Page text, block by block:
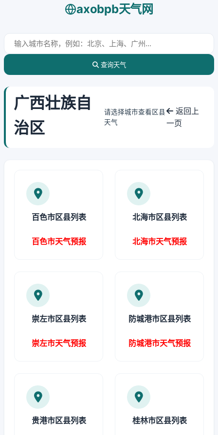
axobpb天气网
查询天气
广西壮族自
治区
请选择城市查看区县
天气
返回上
一页
百色市区县列表
百色市天气预报
北海市区县列表
北海市天气预报
崇左市区县列表
崇左市天气预报
防城港市区县列表
防城港市天气预报
贵港市区县列表 桂林市区县列表